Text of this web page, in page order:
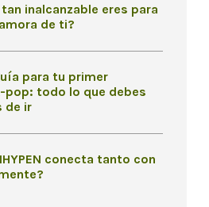
tan inalcanzable eres para
de ti?
para tu primer
pop: todo lo que debes
de ir
conecta tanto con